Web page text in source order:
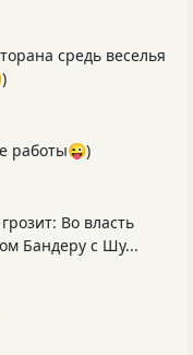
средь веселья
работы😜)
Во власть
Бандеру с Шу...